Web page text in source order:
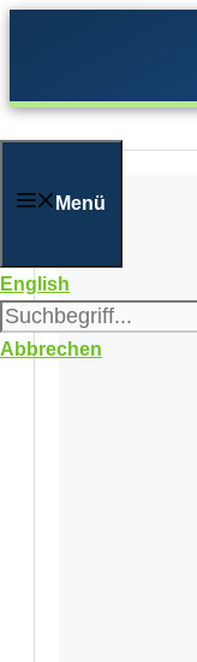
Menü
English
Abbrechen